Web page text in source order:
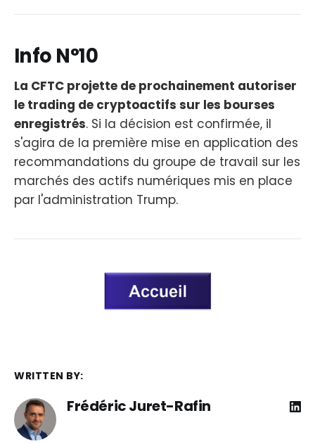
Info N°10
La CFTC projette de prochainement autoriser
le trading de cryptoactifs sur les bourses
enregistrés. Si la décision est confirmée, il
s'agira de la première mise en application des
recommandations du groupe de travail sur les
marchés des actifs numériques mis en place
par l'administration Trump.
WRITTEN BY:
Frédéric Juret-Rafin